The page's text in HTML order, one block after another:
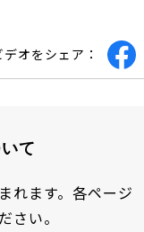
デオをシェア：
て
れます。各ページ
さい。